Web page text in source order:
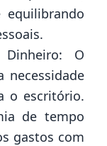
O
necessidade
o escritório.
de tempo
gastos com